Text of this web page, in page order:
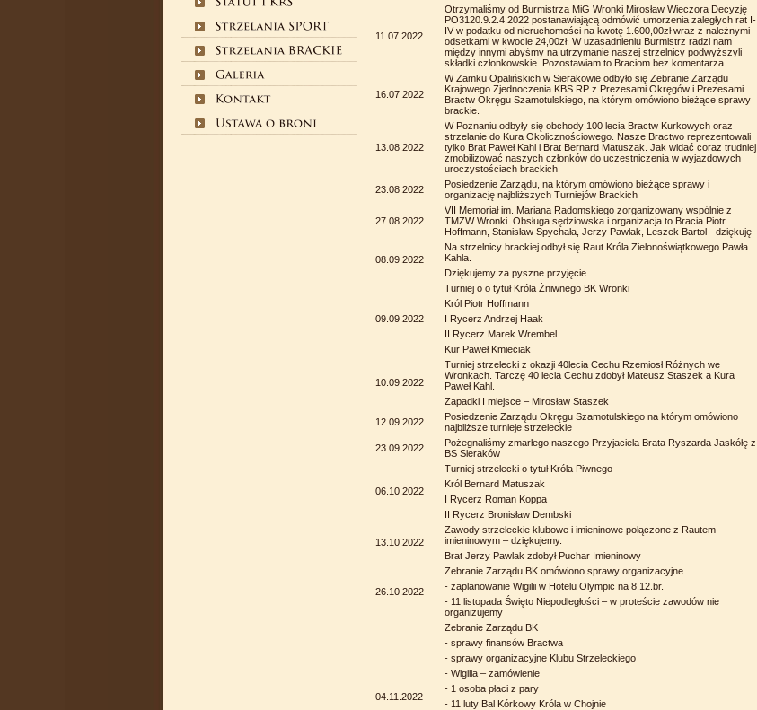
11.07.2022
Otrzymaliśmy od Burmistrza MiG Wronki Mirosław Wieczora Decyzję
PO3120.9.2.4.2022 postanawiającą odmówić umorzenia zaległych rat I-
IV w podatku od nieruchomości na kwotę 1.600,00zł wraz z należnymi
odsetkami w kwocie 24,00zł. W uzasadnieniu Burmistrz radzi nam
między innymi abyśmy na utrzymanie naszej strzelnicy podwyższyli
składki członkowskie. Pozostawiam to Braciom bez komentarza.
16.07.2022
W Zamku Opalińskich w Sierakowie odbyło się Zebranie Zarządu
Krajowego Zjednoczenia KBS RP z Prezesami Okręgów i Prezesami
Bractw Okręgu Szamotulskiego, na którym omówiono bieżące sprawy
brackie.
13.08.2022
W Poznaniu odbyły się obchody 100 lecia Bractw Kurkowych oraz
strzelanie do Kura Okolicznościowego. Nasze Bractwo reprezentowali
tylko Brat Paweł Kahl i Brat Bernard Matuszak. Jak widać coraz trudniej
zmobilizować naszych członków do uczestniczenia w wyjazdowych
uroczystościach brackich
23.08.2022
Posiedzenie Zarządu, na którym omówiono bieżące sprawy i
organizację najbliższych Turniejów Brackich
27.08.2022
VII Memoriał im. Mariana Radomskiego zorganizowany wspólnie z
TMZW Wronki. Obsługa sędziowska i organizacja to Bracia Piotr
Hoffmann, Stanisław Spychała, Jerzy Pawlak, Leszek Bartol - dziękuję
08.09.2022
Na strzelnicy brackiej odbył się Raut Króla Zielonoświątkowego Pawła
Kahla.
Dziękujemy za pyszne przyjęcie.
09.09.2022
Turniej o o tytuł Króla Żniwnego BK Wronki
Król Piotr Hoffmann
I Rycerz Andrzej Haak
II Rycerz Marek Wrembel
Kur Paweł Kmieciak
10.09.2022
Turniej strzelecki z okazji 40lecia Cechu Rzemiosł Różnych we
Wronkach. Tarczę 40 lecia Cechu zdobył Mateusz Staszek a Kura
Paweł Kahl.
Zapadki I miejsce – Mirosław Staszek
12.09.2022
Posiedzenie Zarządu Okręgu Szamotulskiego na którym omówiono
najbliższe turnieje strzeleckie
23.09.2022
Pożegnaliśmy zmarłego naszego Przyjaciela Brata Ryszarda Jaskółę z
BS Sieraków
06.10.2022
Turniej strzelecki o tytuł Króla Piwnego
Król Bernard Matuszak
I Rycerz Roman Koppa
II Rycerz Bronisław Dembski
13.10.2022
Zawody strzeleckie klubowe i imieninowe połączone z Rautem
imieninowym – dziękujemy.
Brat Jerzy Pawlak zdobył Puchar Imieninowy
26.10.2022
Zebranie Zarządu BK omówiono sprawy organizacyjne
- zaplanowanie Wigilii w Hotelu Olympic na 8.12.br.
- 11 listopada Święto Niepodległości – w proteście zawodów nie
organizujemy
04.11.2022
Zebranie Zarządu BK
- sprawy finansów Bractwa
- sprawy organizacyjne Klubu Strzeleckiego
- Wigilia – zamówienie
- 1 osoba płaci z pary
- 11 luty Bal Kórkowy Króla w Chojnie